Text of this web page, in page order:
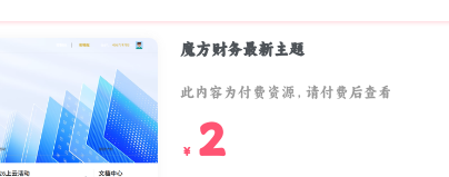
魔方财务最新主题
此内容为付费资源，请付费后查看
￥ 2